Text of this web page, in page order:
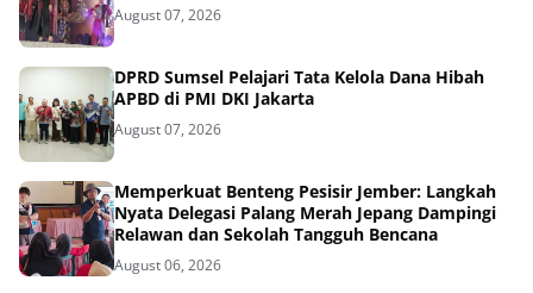
August 07, 2026
DPRD Sumsel Pelajari Tata Kelola Dana Hibah
APBD di PMI DKI Jakarta
August 07, 2026
Memperkuat Benteng Pesisir Jember: Langkah
Nyata Delegasi Palang Merah Jepang Dampingi
Relawan dan Sekolah Tangguh Bencana
August 06, 2026